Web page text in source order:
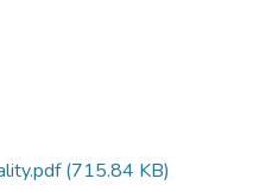
(715.84 KB)